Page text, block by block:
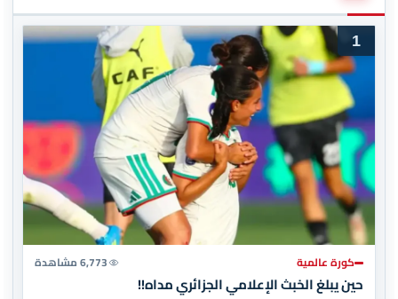
1
كورة عالمية 6,773 مشاهدة
حين يبلغ الخبث الإعلامي الجزائري مداه!!